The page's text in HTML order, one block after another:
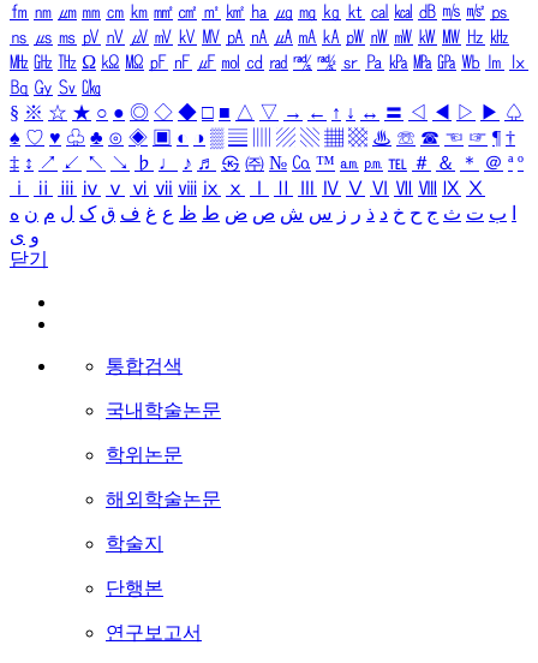
㎙ ㎚ ㎛ ㎜ ㎝ ㎞ ㎟ ㎠ ㎡ ㎢ ㏊ ㎍ ㎎ ㎏ ㏏ ㎈ ㎉ ㏈ ㎧ ㎨ ㎰
㎱ ㎲ ㎳ ㎴ ㎵ ㎶ ㎷ ㎸ ㎹ ㎀ ㎁ ㎂ ㎃ ㎄ ㎺ ㎻ ㎽ ㎾ ㎿ ㎐ ㎑
㎒ ㎓ ㎔ Ω ㏀ ㏁ ㎊ ㎋ ㎌ ㏖ ㏅ ㎭ ㎮ ㎯ ㏛ ㎩ ㎪ ㎫ ㎬ ㏝ ㏐
㏓
㏃ ㏉ ㏜ ㏆
§ ※ ☆ ★ ○ ● ◎ ◇ ◆ □ ■ △ ▽ → ← ↑ ↓ ↔ 〓 ◁ ◀ ▷ ▶ ♤
♠ ♡ ♥ ♧ ♣ ⊙ ◈ ▣ ◐ ◑ ▒ ▤ ▨ ▧ ▦ ▩ ♨ ☏ ☎ ☜ ☞ ¶ †
‡ ↕ ↗ ↙ ↖ ↘ ♭ ♩ ♪ ♬ ㉿ ㈜ № ㏇ ™ ㏂ ㏘ ℡ ＃ ＆ ＊ ＠ ª º
ⅰ
ⅱ ⅲ ⅳ ⅴ ⅵ ⅶ ⅷ ⅸ ⅹ Ⅳ Ⅴ Ⅵ Ⅶ Ⅷ Ⅸ Ⅹ
ب ت ث ج ح خ د ذ ر ز س ش ص ض ط ظ ع غ ف ق ک ل م ن ه
و ی
닫기
통합검색
국내학술논문
학위논문
해외학술논문
학술지
단행본
연구보고서